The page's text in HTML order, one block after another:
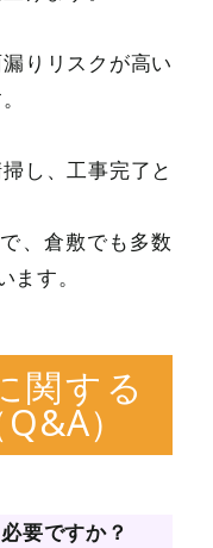
りリスクが高い
し、工事完了と
、倉敷でも多数
ます。
関する
）
要ですか？